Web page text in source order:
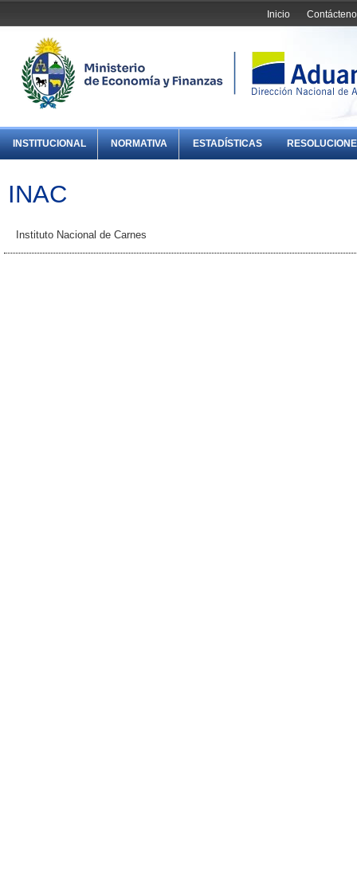
Inicio
INSTITUCIONAL NORMATIVA ESTADÍSTICAS
INAC
Instituto Nacional de Carnes